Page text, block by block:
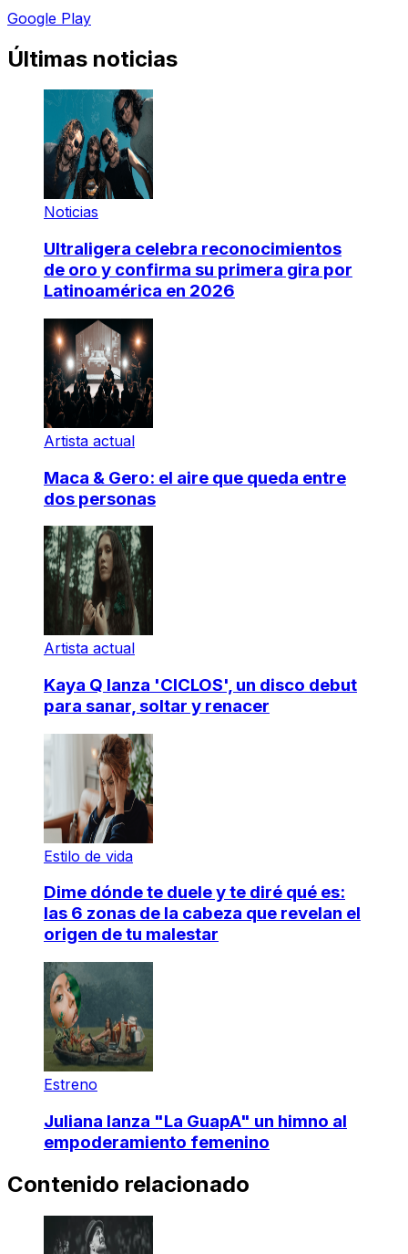
Google Play
Últimas noticias
Noticias
Ultraligera celebra reconocimientos
de oro y confirma su primera gira por
Latinoamérica en 2026
Artista actual
Maca & Gero: el aire que queda entre
dos personas
Artista actual
Kaya Q lanza 'CICLOS', un disco debut
para sanar, soltar y renacer
Estilo de vida
Dime dónde te duele y te diré qué es:
las 6 zonas de la cabeza que revelan el
origen de tu malestar
Estreno
Juliana lanza "La GuapA" un himno al
empoderamiento femenino
Contenido relacionado